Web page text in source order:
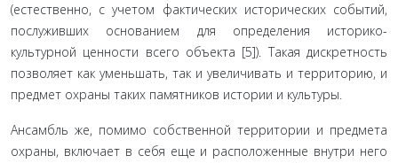
(есте­ственно, с учетом фактических исторических событий,
послу­живших основанием для определения историко-
культурной ценности всего объекта [5]). Такая дискретность
позволяет как уменьшать, так и увеличивать и территорию, и
предмет охраны таких памятников истории и культуры.
Ансамбль же, помимо собственной территории и пред­мета
охраны, включает в себя еще и расположенные внутри него